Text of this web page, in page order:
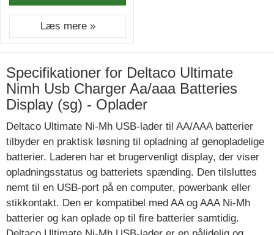
Læs mere »
Specifikationer for Deltaco Ultimate
Nimh Usb Charger Aa/aaa Batteries
Display (sg) - Oplader
Deltaco Ultimate Ni-Mh USB-lader til AA/AAA batterier
tilbyder en praktisk løsning til opladning af genopladelige
batterier. Laderen har et brugervenligt display, der viser
opladningsstatus og batteriets spænding. Den tilsluttes
nemt til en USB-port på en computer, powerbank eller
stikkontakt. Den er kompatibel med AA og AAA Ni-Mh
batterier og kan oplade op til fire batterier samtidig.